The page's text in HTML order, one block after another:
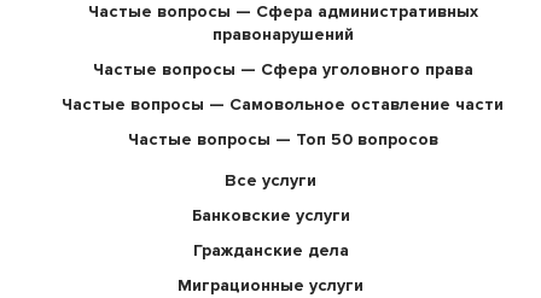
Частые вопросы — Сфера административных
правонарушений
Частые вопросы — Сфера уголовного права
Частые вопросы — Самовольное оставление части
Частые вопросы — Топ 50 вопросов
Все услуги
Банковские услуги
Гражданские дела
Миграционные услуги